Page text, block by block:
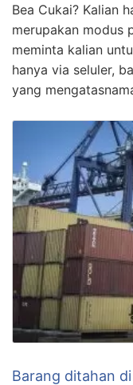
Bea Cukai? Kalian
merupakan modus
meminta kalian
hanya via seluler,
yang
Barang ditahan